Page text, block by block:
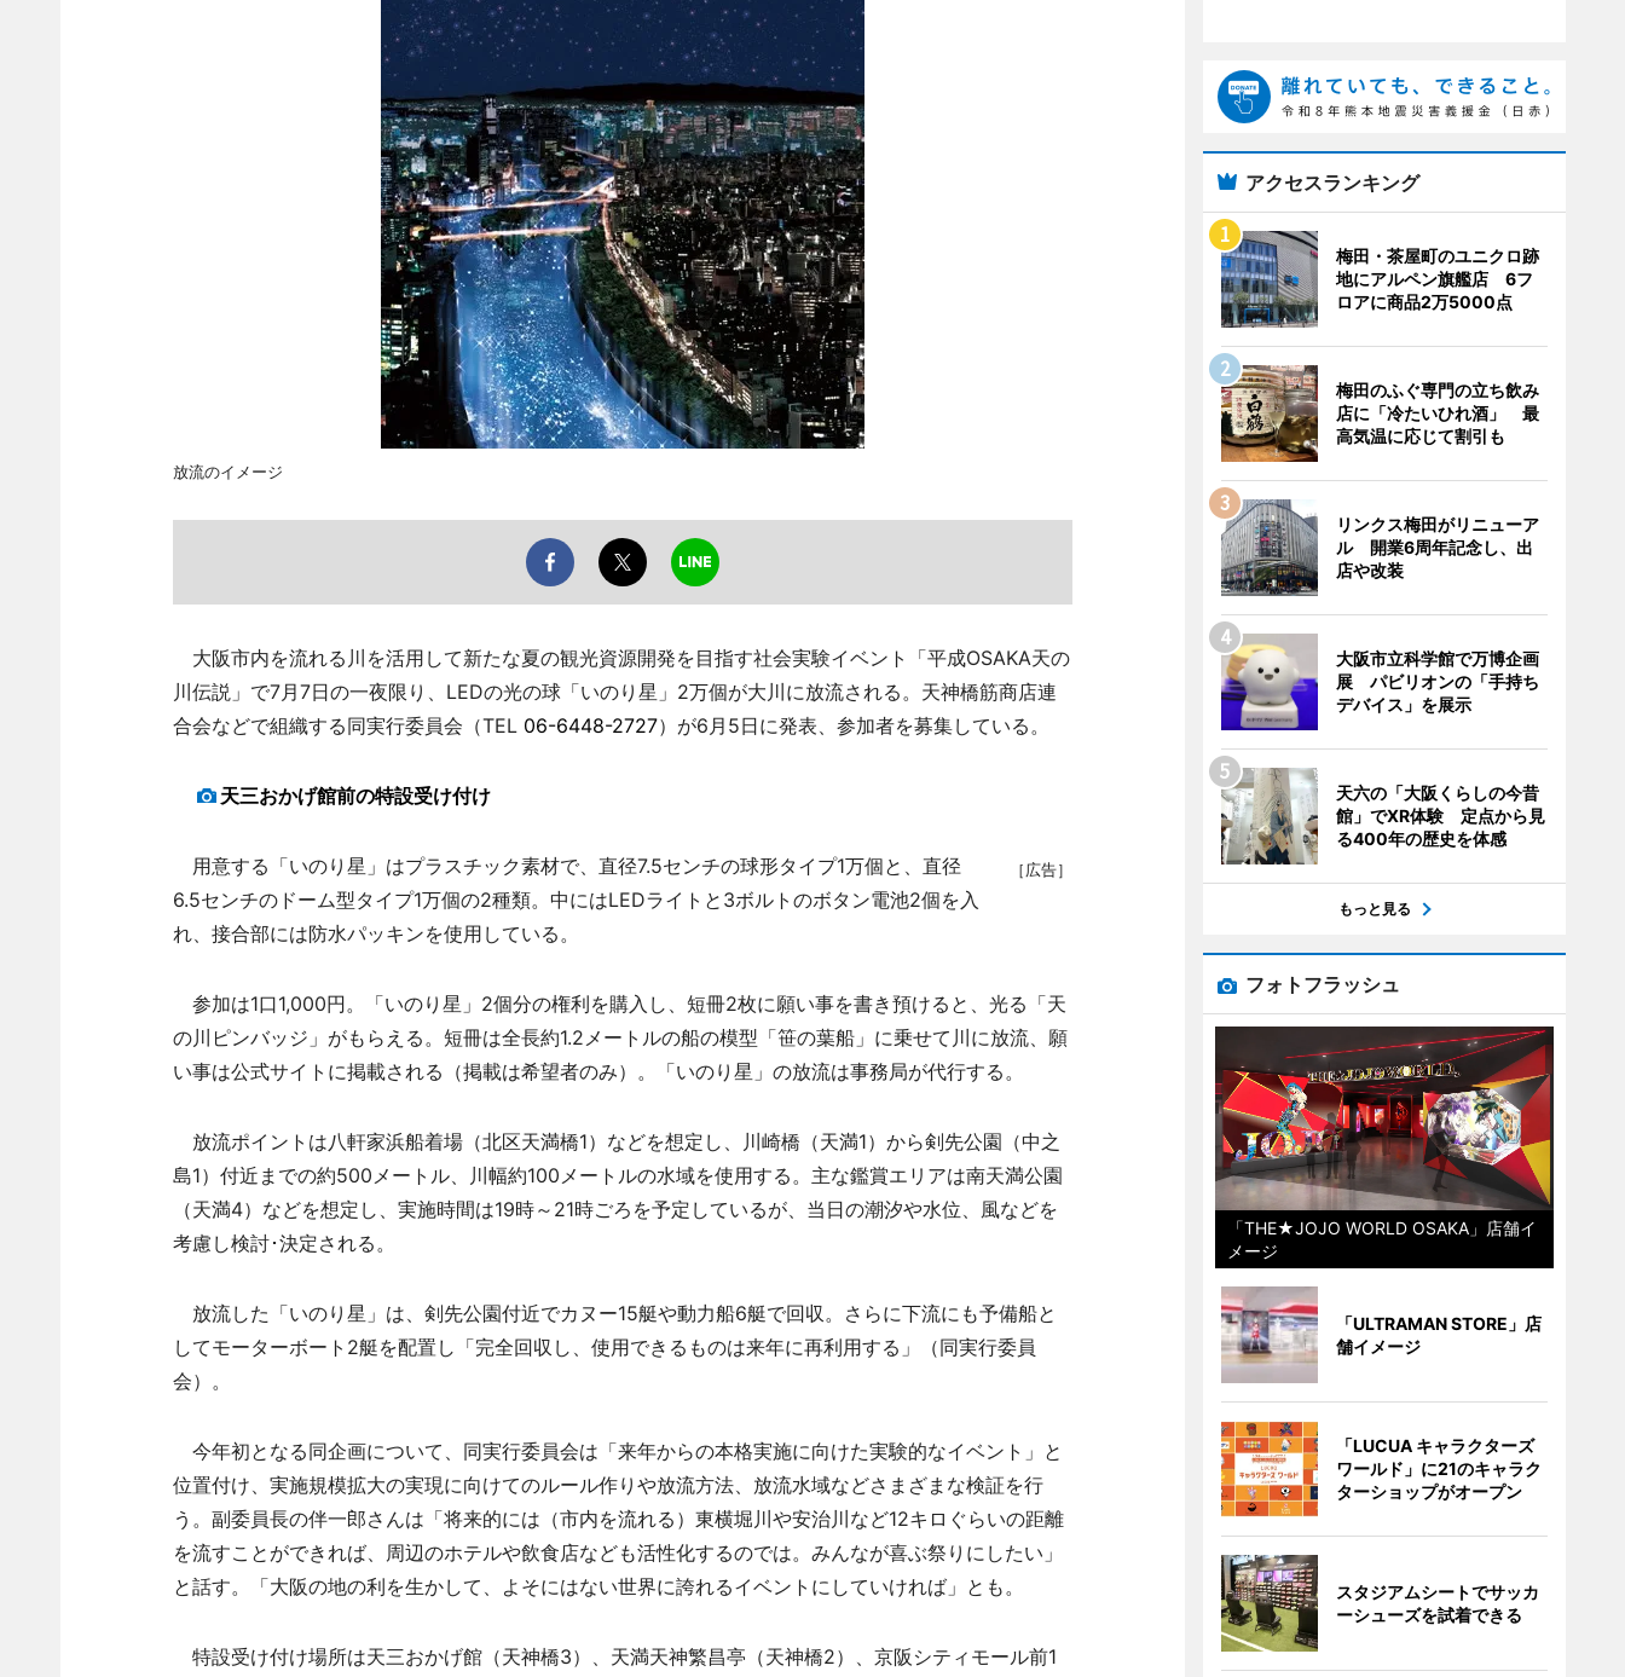
放流のイメージ
大阪市内を流れる川を活用して新たな夏の観光資源開発を目指す社会実験イベント「平成OSAKA天の
川伝説」で7月7日の一夜限り、LEDの光の球「いのり星」2万個が大川に放流される。天神橋筋商店連
合会などで組織する同実行委員会（TEL 06-6448-2727）が6月5日に発表、参加者を募集している。
天三おかげ館前の特設受け付け
［広告］
用意する「いのり星」はプラスチック素材で、直径7.5センチの球形タイプ1万個と、直径
6.5センチのドーム型タイプ1万個の2種類。中にはLEDライトと3ボルトのボタン電池2個を入
れ、接合部には防水パッキンを使用している。
参加は1口1,000円。「いのり星」2個分の権利を購入し、短冊2枚に願い事を書き預けると、光る「天
の川ピンバッジ」がもらえる。短冊は全長約1.2メートルの船の模型「笹の葉船」に乗せて川に放流、願
い事は公式サイトに掲載される（掲載は希望者のみ）。「いのり星」の放流は事務局が代行する。
放流ポイントは八軒家浜船着場（北区天満橋1）などを想定し、川崎橋（天満1）から剣先公園（中之
島1）付近までの約500メートル、川幅約100メートルの水域を使用する。主な鑑賞エリアは南天満公園
（天満4）などを想定し、実施時間は19時～21時ごろを予定しているが、当日の潮汐や水位、風などを
考慮し検討･決定される。
放流した「いのり星」は、剣先公園付近でカヌー15艇や動力船6艇で回収。さらに下流にも予備船と
してモーターボート2艇を配置し「完全回収し、使用できるものは来年に再利用する」（同実行委員
会）。
今年初となる同企画について、同実行委員会は「来年からの本格実施に向けた実験的なイベント」と
位置付け、実施規模拡大の実現に向けてのルール作りや放流方法、放流水域などさまざまな検証を行
う。副委員長の伴一郎さんは「将来的には（市内を流れる）東横堀川や安治川など12キロぐらいの距離
を流すことができれば、周辺のホテルや飲食店なども活性化するのでは。みんなが喜ぶ祭りにしたい」
と話す。「大阪の地の利を生かして、よそにはない世界に誇れるイベントにしていければ」とも。
特設受け付け場所は天三おかげ館（天神橋3）、天満天神繁昌亭（天神橋2）、京阪シティモール前1
アクセスランキング
梅田・茶屋町のユニクロ跡
地にアルペン旗艦店 6フ
ロアに商品2万5000点
梅田のふぐ専門の立ち飲み
店に「冷たいひれ酒」 最
高気温に応じて割引も
リンクス梅田がリニューア
ル 開業6周年記念し、出
店や改装
大阪市立科学館で万博企画
展 パビリオンの「手持ち
デバイス」を展示
天六の「大阪くらしの今昔
館」でXR体験 定点から見
る400年の歴史を体感
もっと見る
フォトフラッシュ
「THE★JOJO WORLD OSAKA」店舗イ
メージ
「ULTRAMAN STORE」店
舗イメージ
「LUCUA キャラクターズ
ワールド」に21のキャラク
ターショップがオープン
スタジアムシートでサッカ
ーシューズを試着できる